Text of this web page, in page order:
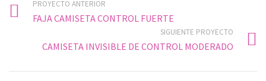
PROYECTO ANTERIOR
FAJA CAMISETA CONTROL FUERTE
SIGUIENTE PROYECTO
CAMISETA INVISIBLE DE CONTROL MODERADO